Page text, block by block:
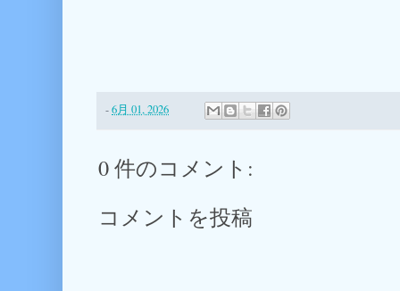
-6月 01, 2026
0 件のコメント:
コメントを投稿